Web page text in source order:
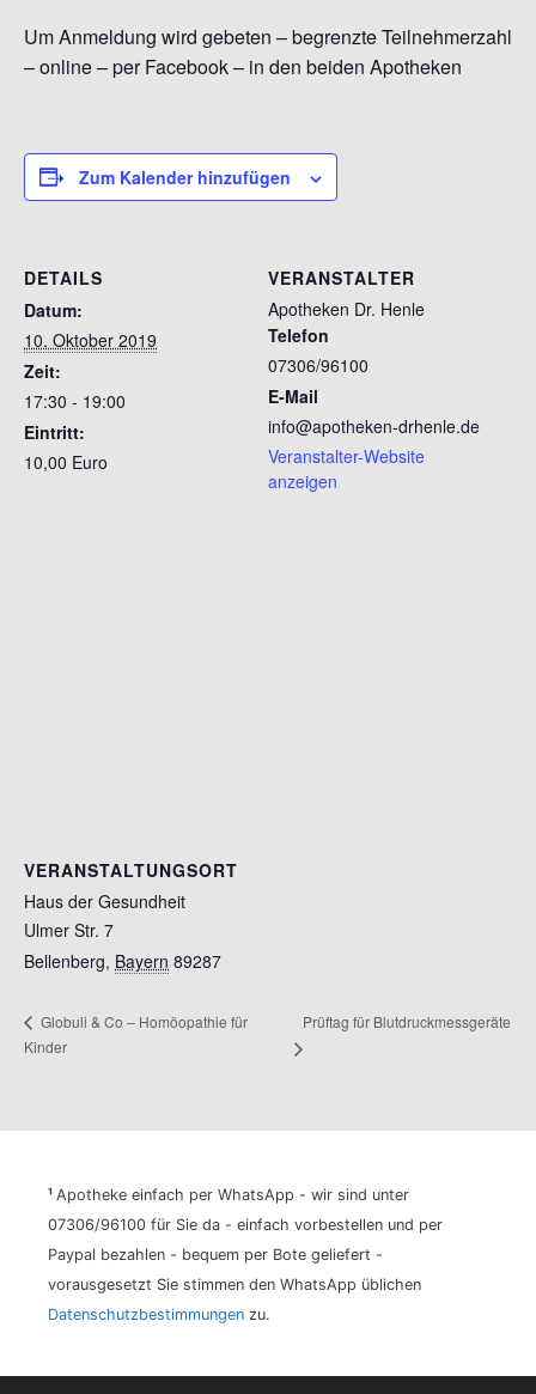
Um Anmeldung wird gebeten – begrenzte Teilnehmerzahl
– online – per Facebook – in den beiden Apotheken
Zum Kalender hinzufügen
DETAILS
Datum:
10. Oktober 2019
Zeit:
17:30 - 19:00
Eintritt:
10,00 Euro
VERANSTALTER
Apotheken Dr. Henle
Telefon
07306/96100
E-Mail
info@apotheken-drhenle.de
Veranstalter-Website
anzeigen
VERANSTALTUNGSORT
Haus der Gesundheit
Ulmer Str. 7
Bellenberg, Bayern 89287
Globuli & Co – Homöopathie für
Kinder
Prüftag für Blutdruckmessgeräte
¹ Apotheke einfach per WhatsApp - wir sind unter
07306/96100 für Sie da - einfach vorbestellen und per
Paypal bezahlen - bequem per Bote geliefert -
vorausgesetzt Sie stimmen den WhatsApp üblichen
Datenschutzbestimmungen zu.